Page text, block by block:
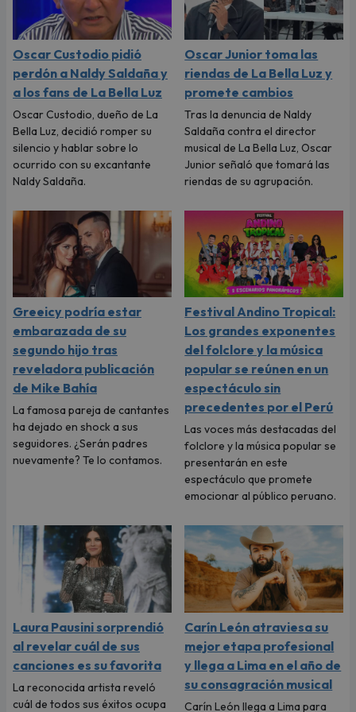
Oscar Custodio pidió
perdón a Naldy Saldaña y
a los fans de La Bella Luz
Oscar Custodio, dueño de La
Bella Luz, decidió romper su
silencio y hablar sobre lo
ocurrido con su excantante
Naldy Saldaña.
Oscar Junior toma las
riendas de La Bella Luz y
promete cambios
Tras la denuncia de Naldy
Saldaña contra el director
musical de La Bella Luz, Oscar
Junior señaló que tomará las
riendas de su agrupación.
Greeicy podría estar
embarazada de su
segundo hijo tras
reveladora publicación
de Mike Bahía
La famosa pareja de cantantes
ha dejado en shock a sus
seguidores. ¿Serán padres
nuevamente? Te lo contamos.
Festival Andino Tropical:
Los grandes exponentes
del folclore y la música
popular se reúnen en un
espectáculo sin
precedentes por el Perú
Las voces más destacadas del
folclore y la música popular se
presentarán en este
espectáculo que promete
emocionar al público peruano.
Laura Pausini sorprendió
al revelar cuál de sus
canciones es su favorita
La reconocida artista reveló
cuál de todos sus éxitos ocupa
Carín León atraviesa su
mejor etapa profesional
y llega a Lima en el año de
su consagración musical
Carín León llega a Lima para